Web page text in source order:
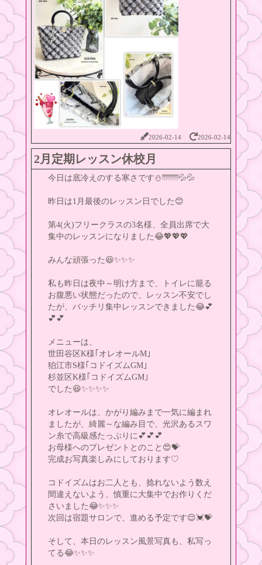
2026-02-14 2026-02-14
2月定期レッスン休校月
今日は底冷えのする寒さです⛄🌁🌁💦💦
昨日は1月最後のレッスン日でした😊
第4(火)フリークラスの3名様、全員出席で大
集中のレッスンになりました😂💖💖💖
みんな頑張った😆✨✨✨
私も昨日は夜中～明け方まで、トイレに籠る
お腹悪い状態だったので、レッスン不安でし
たが、バッチリ集中レッスンできました😂💕
💕💕
メニューは、
世田谷区K様｢オレオールM｣
狛江市S様｢コドイズムGM｣
杉並区K様｢コドイズムGM｣
でした😆✨✨✨✨
オレオールは、かがり編みまで一気に編まれ
ましたが、綺麗～な編み目で、光沢あるスワ
ン糸で高級感たっぷりに💕💕💕
お母様へのプレゼントとのこと😍💝
完成お写真楽しみにしております♡
コドイズムはお二人とも、捻れないよう数え
間違えないよう、慎重に大集中でお作りくだ
さいました😂✨✨✨
次回は宿題サロンで、進める予定です😌💓💝
そして、本日のレッスン風景写真も、私写っ
てる😂✨✨✨